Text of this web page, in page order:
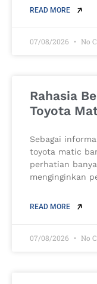
READ MORE
07/08/2026 No
Rahasia
Toyota
Sebagai
toyota matic
perhatian
menginginkan
READ MORE
07/08/2026 No